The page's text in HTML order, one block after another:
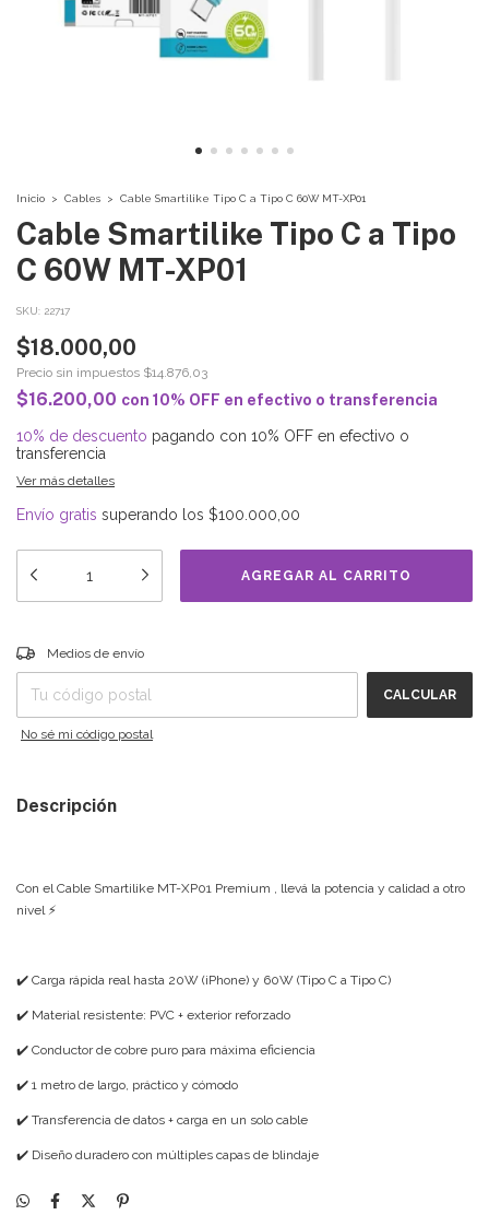
Inicio > Cables > Cable Smartilike Tipo C a Tipo C 60W MT-XP01
Cable Smartilike Tipo C a Tipo
C 60W MT-XP01
SKU: 22717
$18.000,00
Precio sin impuestos $14.876,03
$16.200,00 con 10% OFF en efectivo o transferencia
10% de descuento pagando con 10% OFF en efectivo o
transferencia
Ver más detalles
Envío gratis superando los $100.000,00
Entregas para el CP:
Medios de envío
CALCULAR
No sé mi código postal
Descripción
Con el Cable Smartilike MT-XP01 Premium , llevá la potencia y calidad a otro
nivel ⚡
✔️ Carga rápida real hasta 20W (iPhone) y 60W (Tipo C a Tipo C)
✔️ Material resistente: PVC + exterior reforzado
✔️ Conductor de cobre puro para máxima eficiencia
✔️ 1 metro de largo, práctico y cómodo
✔️ Transferencia de datos + carga en un solo cable
✔️ Diseño duradero con múltiples capas de blindaje